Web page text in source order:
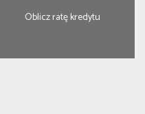
Oblicz ratę kredytu